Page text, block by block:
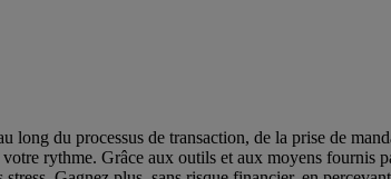
long du processus de transaction, de la prise de
rythme. Grâce aux outils et aux moyens